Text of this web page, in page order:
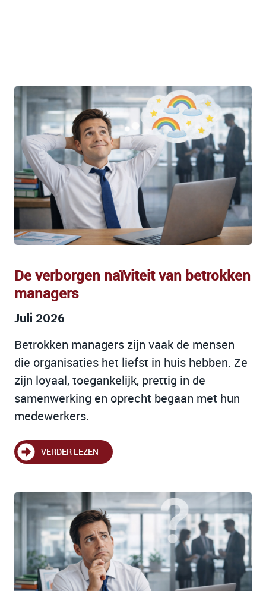
De verborgen naïviteit van betrokken
managers
Juli 2026
Betrokken managers zijn vaak de mensen
die organisaties het liefst in huis hebben. Ze
zijn loyaal, toegankelijk, prettig in de
samenwerking en oprecht begaan met hun
medewerkers.
VERDER LEZEN